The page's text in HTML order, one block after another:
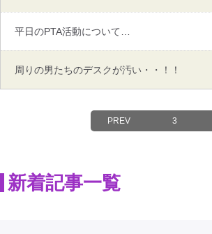
平日のPTA活動について…
周りの男たちのデスクが汚い・・！！
PREV 3
新着記事一覧